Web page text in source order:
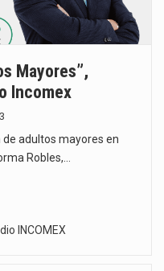
Mayores”,
Incomex
adultos mayores en
Robles,…
INCOMEX